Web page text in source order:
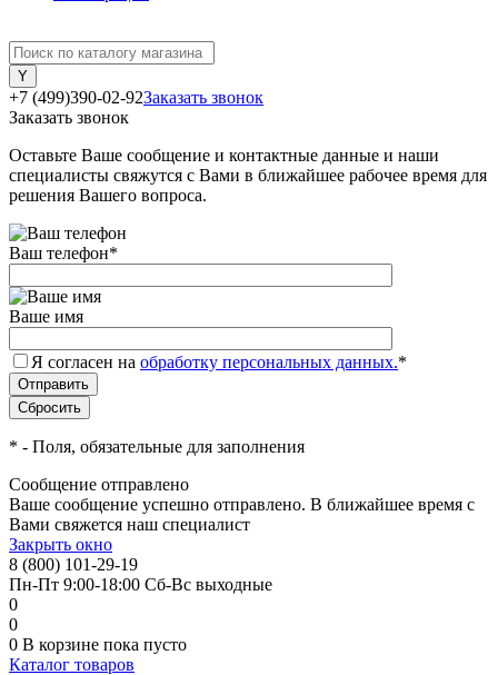
+7 (499)390-02-92Заказать звонок
Заказать звонок
Оставьте Ваше сообщение и контактные данные и наши
специалисты свяжутся с Вами в ближайшее рабочее время для
решения Вашего вопроса.
Ваш телефон*
Ваше имя
Я согласен на обработку персональных данных.*
* - Поля, обязательные для заполнения
Сообщение отправлено
Ваше сообщение успешно отправлено. В ближайшее время с
Вами свяжется наш специалист
Закрыть окно
8 (800) 101-29-19
Пн-Пт 9:00-18:00 Сб-Вс выходные
0
0
0 В корзине пока пусто
Каталог товаров